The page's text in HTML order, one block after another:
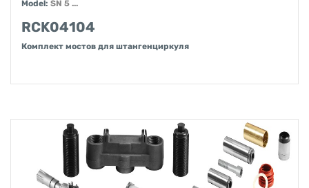
Model: SN 5 ...
RCK04104
Комплект мостов для штангенциркуля